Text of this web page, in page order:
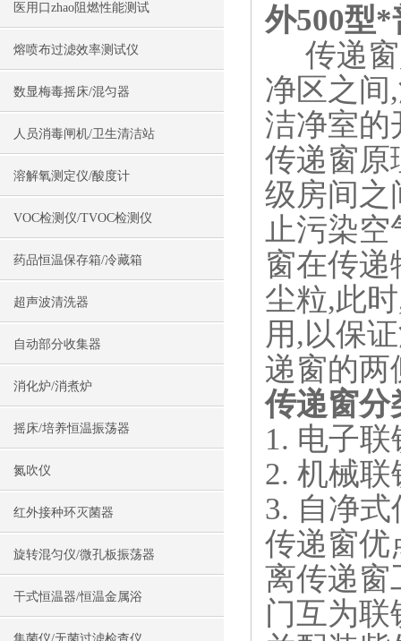
医用口zhao阻燃性能测试
熔喷布过滤效率测试仪
数显梅毒摇床/混匀器
人员消毒闸机/卫生清洁站
溶解氧测定仪/酸度计
VOC检测仪/TVOC检测仪
药品恒温保存箱/冷藏箱
超声波清洗器
自动部分收集器
消化炉/消煮炉
摇床/培养恒温振荡器
氮吹仪
红外接种环灭菌器
旋转混匀仪/微孔板振荡器
干式恒温器/恒温金属浴
外500型
传递窗
净区之间
洁净室的
传递窗原
级房间之
止污染空
窗在传
尘粒,此
用,以保
递窗的两
传递窗分
1. 电子
2. 机械
3. 自净
传递窗
离传递窗
门互为